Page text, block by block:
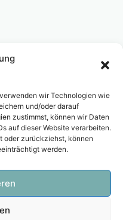
wir Technologien wie
und/oder darauf
zustimmst, können wir Daten
auf dieser Website verarbeiten.
oder zurückziehst, können
werden.